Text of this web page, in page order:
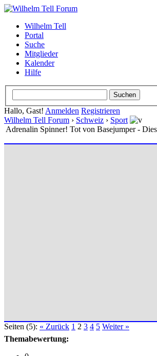
Wilhelm Tell
Portal
Suche
Mitglieder
Kalender
Hilfe
Hallo, Gast! Anmelden Registrieren
Wilhelm Tell Forum › Schweiz › Sport
Adrenalin Spinner! Tot von Basejumper -
Seiten (5): « Zurück 1 2 3 4 5 Weiter »
Themabewertung: